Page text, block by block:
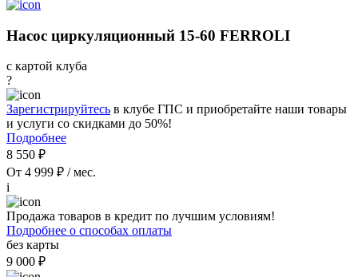
Насос циркуляционный 15-60 FERROLI
с картой клуба
?
Зарегистрируйтесь в клубе ГПС и приобретайте наши товары
и услуги со скидками до 50%!
Подробнее
8 550 ₽
От 4 999 ₽ / мес.
i
Продажа товаров в кредит по лучшим условиям!
Подробнее о способах оплаты
без карты
9 000 ₽